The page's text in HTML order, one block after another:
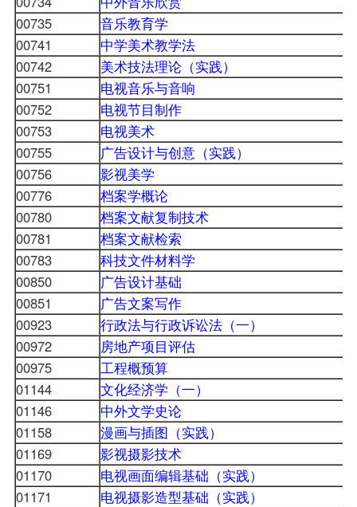
00735
音乐教育学
00741
中学美术教学法
00742
美术技法理论（实践）
00751
电视音乐与音响
00752
电视节目制作
00753
电视美术
00755
广告设计与创意（实践）
00756
影视美学
00776
档案学概论
00780
档案文献复制技术
00781
档案文献检索
00783
科技文件材料学
00850
广告设计基础
00851
广告文案写作
00923
行政法与行政诉讼法（一）
00972
房地产项目评估
00975
工程概预算
01144
文化经济学（一）
01146
中外文学史论
01158
漫画与插图（实践）
01169
影视摄影技术
01170
电视画面编辑基础（实践）
01171
电视摄影造型基础（实践）